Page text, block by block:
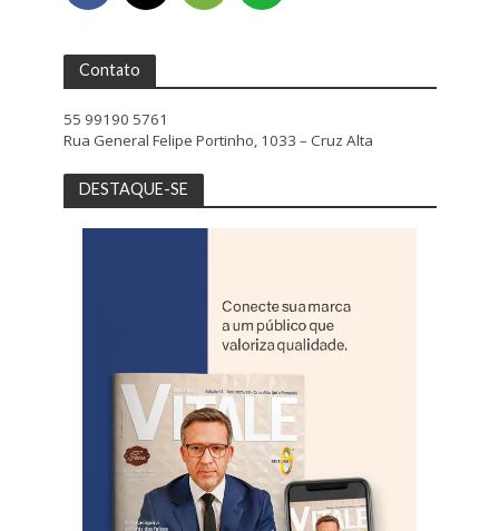
Contato
55 99190 5761
Rua General Felipe Portinho, 1033 – Cruz Alta
DESTAQUE-SE